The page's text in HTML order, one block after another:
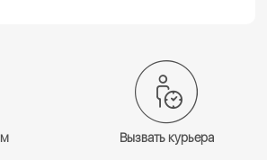
Вызвать курьера